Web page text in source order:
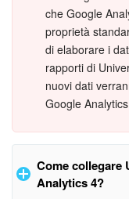
Generatore BI
Bitrix24
Siti e store
Online store
Dipendenti
che Google
proprietà
di elaborare i
rapporti di
nuovi dati
Google
Come collegare
Analytics 4?